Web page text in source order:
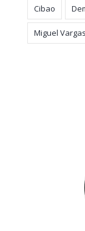
Cibao
Miguel